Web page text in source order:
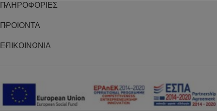
ΠΛΗΡΟΦΟΡΙΕΣ
ΠΡΟΙΟΝΤΑ
ΕΠΙΚΟΙΝΩΝΙΑ